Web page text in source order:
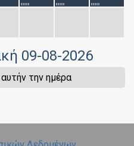
09-08-2026
την ημέρα